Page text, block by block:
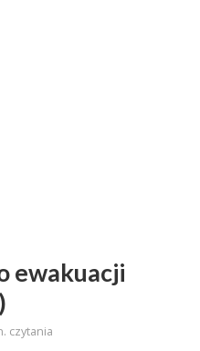
ewakuacji
czytania